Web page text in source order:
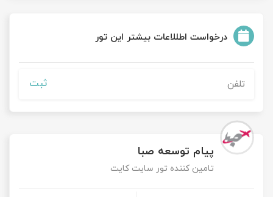
درخواست اطللاعات بیشتر این تور
ثبت
پیام توسعه صبا
تامین کننده تور سایت کایت